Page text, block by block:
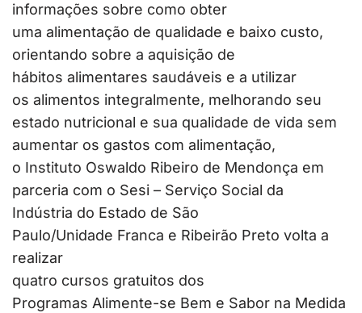
informações sobre como obter
uma alimentação de qualidade e baixo custo,
orientando sobre a aquisição de
hábitos alimentares saudáveis e a utilizar
os alimentos integralmente, melhorando seu
estado nutricional e sua qualidade de vida sem
aumentar os gastos com alimentação,
o Instituto Oswaldo Ribeiro de Mendonça em
parceria com o Sesi – Serviço Social da
Indústria do Estado de São
Paulo/Unidade Franca e Ribeirão Preto volta a
realizar
quatro cursos gratuitos dos
Programas Alimente-se Bem e Sabor na Medida